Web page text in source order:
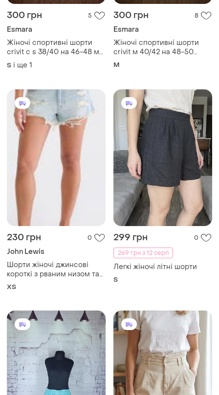
300 грн 5
Esmara
Жіночі спортивні шорти
crivit с s 38/40 на 46-48 м
40/42 на 48-50 бавовна з
кишенями мятний колір
S і ще 1
300 грн 8
Esmara
Жіночі спортивні шорти
crivit м 40/42 на 48-50
бавовна з кишенями сірі
M
230 грн 0
John Lewis
Шорти жіночі джинсові
короткі з рваним низом та
прорізами lewis 501 w25 xs
ХS
299 грн
0
269 грн з 12 серп
Легкі жіночі літні шорти
S